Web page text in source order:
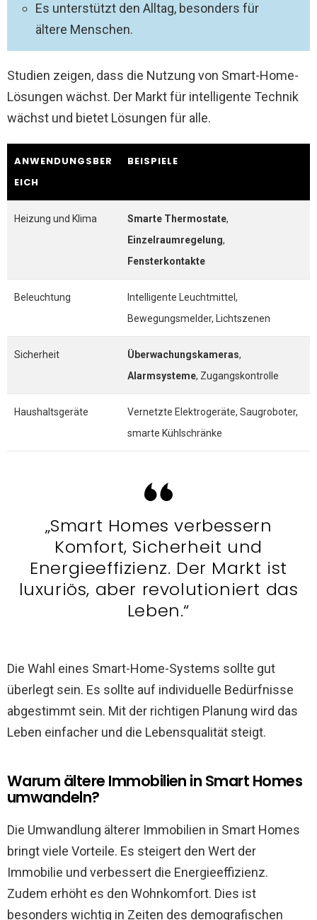
Es unterstützt den Alltag, besonders für
ältere Menschen.
Studien zeigen, dass die Nutzung von Smart-Home-
Lösungen wächst. Der Markt für intelligente Technik
wächst und bietet Lösungen für alle.
ANWENDUNGSBER
EICH
BEISPIELE
Heizung und Klima Smarte Thermostate,
Einzelraumregelung,
Fensterkontakte
Beleuchtung
Intelligente Leuchtmittel,
Bewegungsmelder, Lichtszenen
Sicherheit Überwachungskameras,
Alarmsysteme, Zugangskontrolle
Haushaltsgeräte
Vernetzte Elektrogeräte, Saugroboter,
smarte Kühlschränke
„Smart Homes verbessern
Komfort, Sicherheit und
Energieeffizienz. Der Markt ist
luxuriös, aber revolutioniert das
Leben.“
Die Wahl eines Smart-Home-Systems sollte gut
überlegt sein. Es sollte auf individuelle Bedürfnisse
abgestimmt sein. Mit der richtigen Planung wird das
Leben einfacher und die Lebensqualität steigt.
Warum ältere Immobilien in Smart Homes
umwandeln?
Die Umwandlung älterer Immobilien in Smart Homes
bringt viele Vorteile. Es steigert den Wert der
Immobilie und verbessert die Energieeffizienz.
Zudem erhöht es den Wohnkomfort. Dies ist
besonders wichtig in Zeiten des demografischen